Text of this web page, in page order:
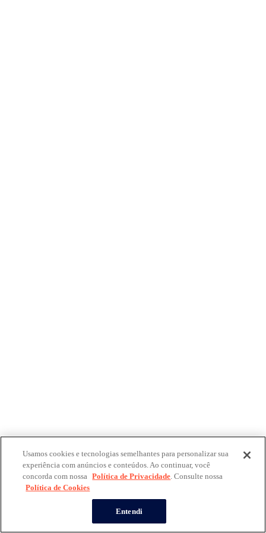
Usamos cookies e tecnologias semelhantes para personalizar sua
experiência com anúncios e conteúdos. Ao continuar, você
concorda com nossa Política de Privacidade. Consulte nossa
Política de Cookies
Entendi